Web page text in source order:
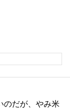
だが、やみ米